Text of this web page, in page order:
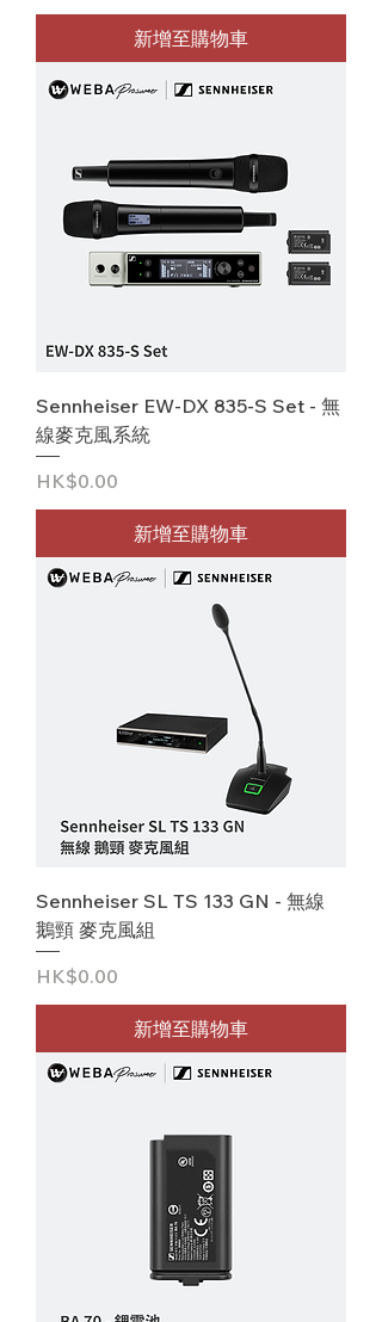
新增至購物車
Sennheiser EW-DX 835-S Set - 無
線麥克風系統
價格
HK$0.00
新增至購物車
Sennheiser SL TS 133 GN - 無線
鵝頸 麥克風組
價格
HK$0.00
新增至購物車